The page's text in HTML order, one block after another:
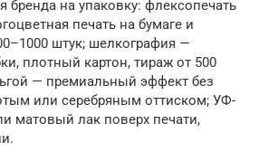
бренда на упаковку: флексопечать
печать на бумаге и
штук; шелкография —
плотный картон, тираж от 500
— премиальный эффект без
или серебряным оттиском; УФ-
матовый лак поверх печати,